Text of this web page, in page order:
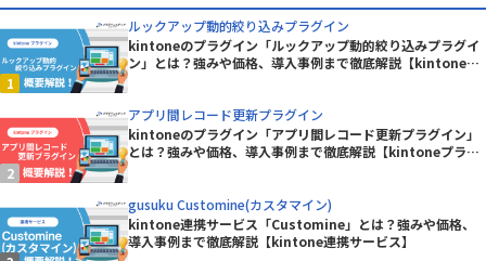
ルックアップ動的絞り込みプラグイン
kintoneのプラグイン「ルックアップ動的絞り込みプラグイ
ン」とは？強みや価格、導入事例まで徹底解説【kintoneプ
アプリ間レコード更新プラグイン
kintoneのプラグイン「アプリ間レコード更新プラグイン」
とは？強みや価格、導入事例まで徹底解説【kintoneプラグ
gusuku Customine(カスタマイン)
kintone連携サービス「Customine」とは？強みや価格、
導入事例まで徹底解説【kintone連携サービス】